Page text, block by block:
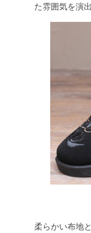
た雰囲気を演出
柔らかい布地